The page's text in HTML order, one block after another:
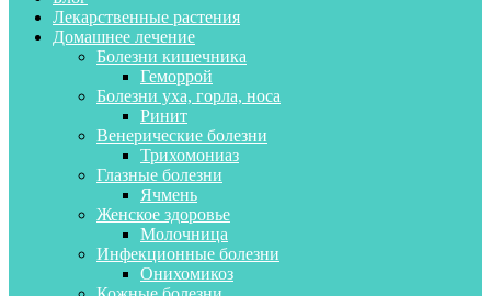
Лекарственные растения
Домашнее лечение
Болезни кишечника
Геморрой
Болезни уха, горла, носа
Ринит
Венерические болезни
Трихомониаз
Глазные болезни
Ячмень
Женское здоровье
Молочница
Инфекционные болезни
Онихомикоз